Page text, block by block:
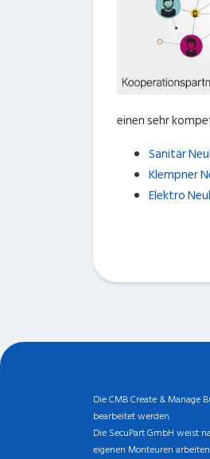
einen sehr
Sanitär
Klempner
Elektro
Die CMB Create &
bearbeitet werden.
Die SecuPart GmbH weist
eigenen Monteuren